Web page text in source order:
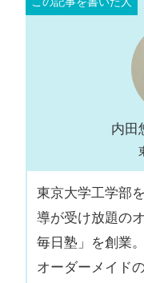
内田
東京大学工学部
導が受け放題の
毎日塾」を創業。
オーダーメイド